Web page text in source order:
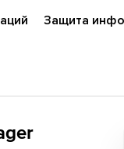
Защита